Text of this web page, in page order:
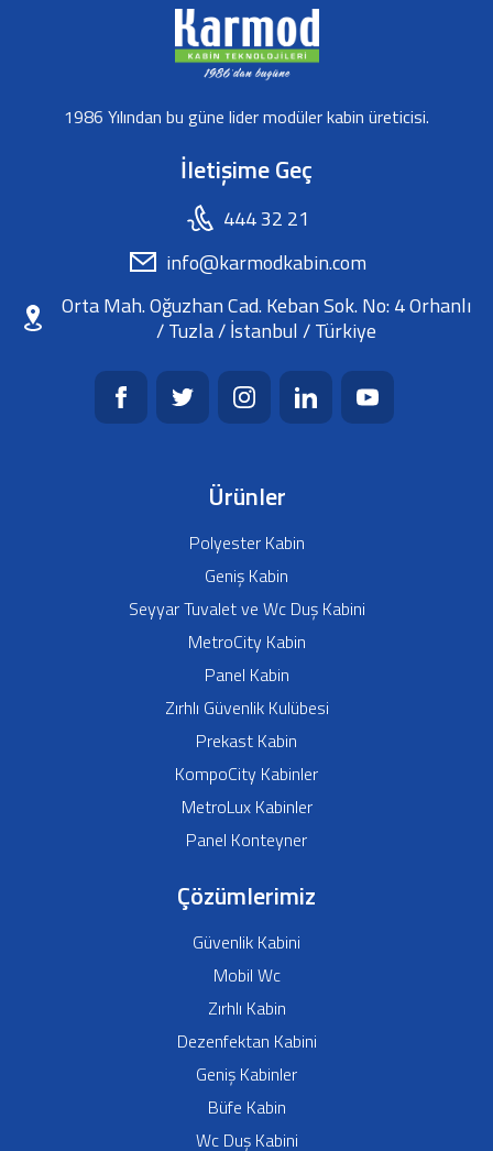
1986 Yılından bu güne lider modüler kabin üreticisi.
İletişime Geç
444 32 21
info@karmodkabin.com
Orta Mah. Oğuzhan Cad. Keban Sok. No: 4 Orhanlı
/ Tuzla / İstanbul / Türkiye
Ürünler
Polyester Kabin
Geniş Kabin
Seyyar Tuvalet ve Wc Duş Kabini
MetroCity Kabin
Panel Kabin
Zırhlı Güvenlik Kulübesi
Prekast Kabin
KompoCity Kabinler
MetroLux Kabinler
Panel Konteyner
Çözümlerimiz
Güvenlik Kabini
Mobil Wc
Zırhlı Kabin
Dezenfektan Kabini
Geniş Kabinler
Büfe Kabin
Wc Duş Kabini